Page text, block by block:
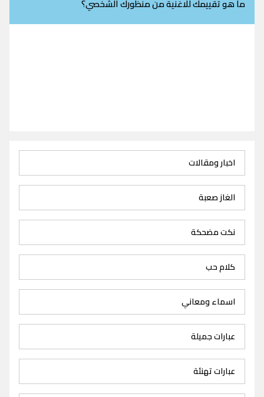
ما هو تقييمك للاغنية من منظورك الشخصي؟
اخبار ومقالات
الغاز صعبة
نكت مضحكة
كلام حب
اسماء ومعاني
عبارات جميلة
عبارات تهنئة